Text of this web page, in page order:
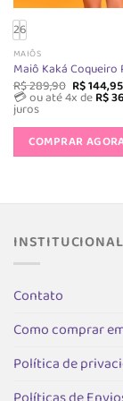
26
MAIÔS
Maiô Kaká Coqueiro
R$289,90 O
preço
original
R$
R$144,95O
💳 ou até 4x deR$
juros
COMPRAR
INSTITUCIONAL
Contato
Como comprar
Política de